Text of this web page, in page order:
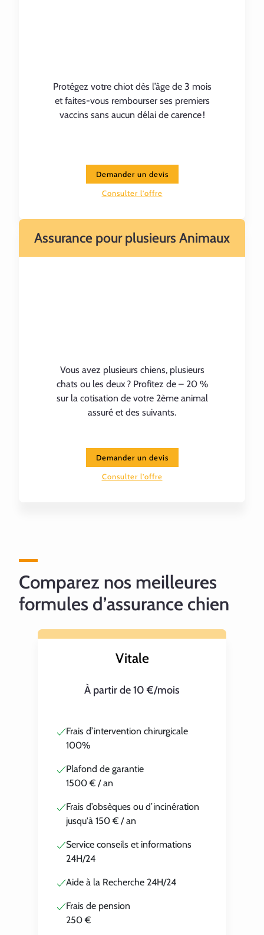
Protégez votre chiot dès l’âge de 3 mois
et faites-vous rembourser ses premiers
vaccins sans aucun délai de carence !
Demander un devis
Consulter l'offre
Assurance pour plusieurs Animaux
Vous avez plusieurs chiens, plusieurs
chats ou les deux ? Profitez de – 20 %
sur la cotisation de votre 2ème animal
assuré et des suivants.
Demander un devis
Consulter l'offre
Comparez nos meilleures
formules d’assurance chien
Vitale
À partir de 10 €/mois
Frais d’intervention chirurgicale
100%
Plafond de garantie
1500 € / an
Frais d’obsèques ou d’incinération
jusqu'à 150 € / an
Service conseils et informations
24H/24
Aide à la Recherche 24H/24
Frais de pension
250 €